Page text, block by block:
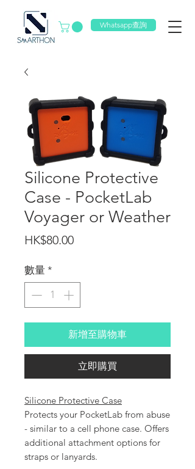
Whatsapp查詢
Silicone Protective
Case - PocketLab
Voyager or Weather
HK$80.00價
數量 *
新增至購物車
立即購買
Silicone Protective Case
Protects your PocketLab from abuse
- similar to a cell phone case. Offers
additional attachment options for
straps or lanyards.